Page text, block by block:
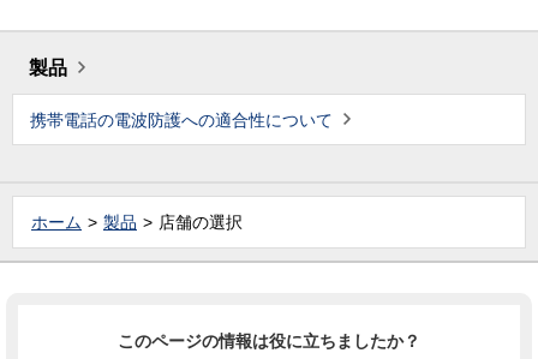
製品
携帯電話の電波防護への適合性について
ホーム 製品 店舗の選択
このページの情報は役に立ちましたか？